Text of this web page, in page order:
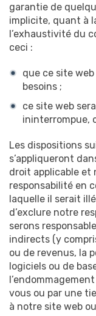
garantie de
implicite, quant à
l’exhaustivité du
ceci :
que ce site
besoins ;
ce site web
ininterrompue,
Les dispositions
s’appliqueront
droit applicable et
responsabilité en
laquelle il serait
d’exclure notre
serons
indirects (y
ou de revenus, la
logiciels ou de
vous ou par une
à notre site web